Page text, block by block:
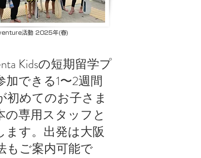
活動 2025年(春)
Kidsの短期留学プ
できる1〜2週間
初めてのお子さま
専用スタッフと
す。出発は大阪
もご案内可能で